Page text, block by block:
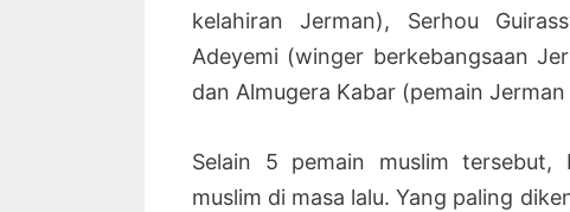
kelahiran Jerman), Serhou
Adeyemi (winger berkebangsaan
dan Almugera Kabar (pemain
Selain 5 pemain muslim tersebut,
muslim di masa lalu. Yang paling